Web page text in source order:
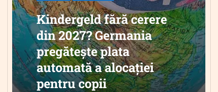
Kindergeld fără cerere
din 2027? Germania
pregătește plata
automată a alocației
pentru copii